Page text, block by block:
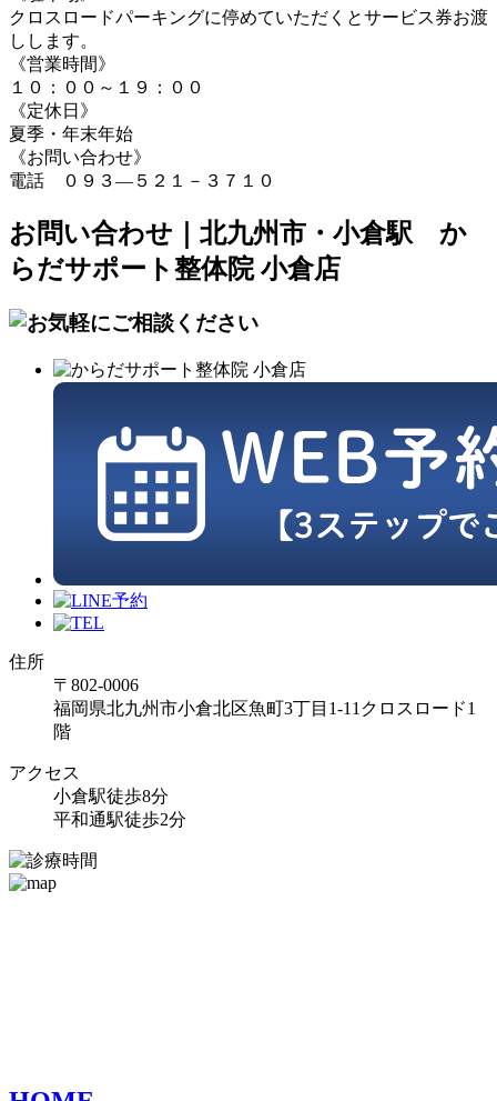
クロスロードパーキングに停めていただくとサービス券お渡
しします。
《営業時間》
１０：００～１９：００
《定休日》
夏季・年末年始
《お問い合わせ》
電話 ０９３―５２１－３７１０
お問い合わせ｜北九州市・小倉駅 か
らだサポート整体院 小倉店
住所
〒802-0006
福岡県北九州市小倉北区魚町3丁目1-11クロスロード1
階
アクセス
小倉駅徒歩8分
平和通駅徒歩2分